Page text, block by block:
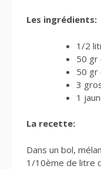
Les ingrédients:
1/2
50 gr
50 gr
3
1
La recette:
Dans un bol,
1/10ème de litre